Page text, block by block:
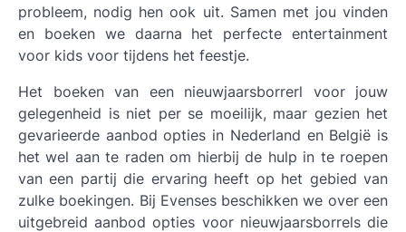
probleem, nodig hen ook uit. Samen met jou vinden
en boeken we daarna het perfecte entertainment
voor kids voor tijdens het feestje.
Het boeken van een nieuwjaarsborrerl voor jouw
gelegenheid is niet per se moeilijk, maar gezien het
gevarieerde aanbod opties in Nederland en België is
het wel aan te raden om hierbij de hulp in te roepen
van een partij die ervaring heeft op het gebied van
zulke boekingen. Bij Evenses beschikken we over een
uitgebreid aanbod opties voor nieuwjaarsborrels die